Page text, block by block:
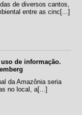
de diversos cantos,
entre as cinc[...]
de informação.
da Amazônia seria
no local, a[...]